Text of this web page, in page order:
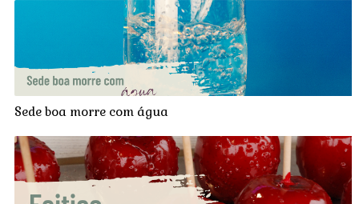
Sede boa morre com água